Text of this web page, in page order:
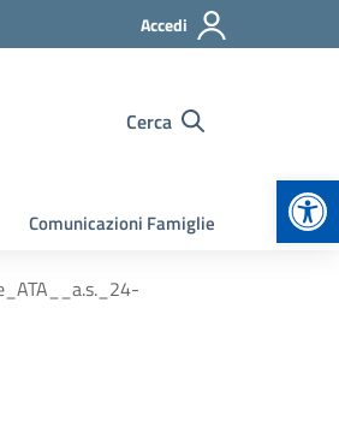
Accedi
Cerca
Comunicazioni Famiglie